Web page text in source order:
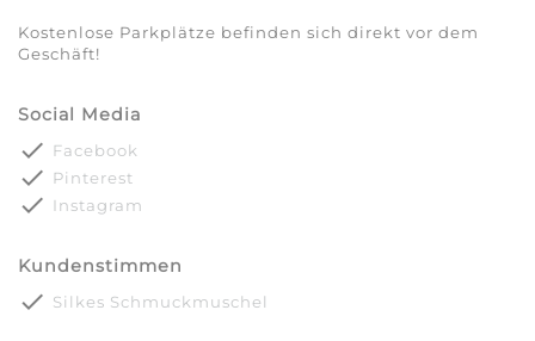
Kostenlose Parkplätze befinden sich direkt vor dem
Geschäft!
Social Media
done Facebook
done Pinterest
done Instagram
Kundenstimmen
done Silkes Schmuckmuschel